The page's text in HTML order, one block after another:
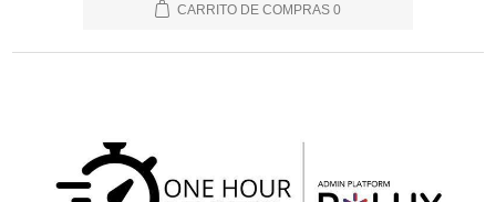
CARRITO DE COMPRAS 0